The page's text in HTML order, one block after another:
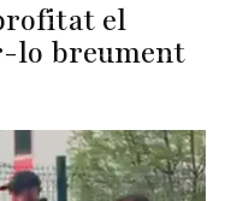
el
lo breument